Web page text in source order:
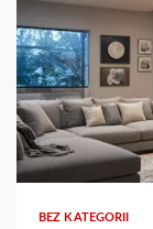
BEZ KATEGORII